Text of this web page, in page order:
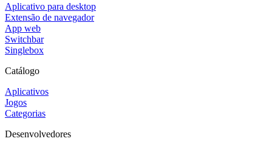
Aplicativo para desktop
Extensão de navegador
App web
Switchbar
Singlebox
Catálogo
Aplicativos
Jogos
Categorias
Desenvolvedores